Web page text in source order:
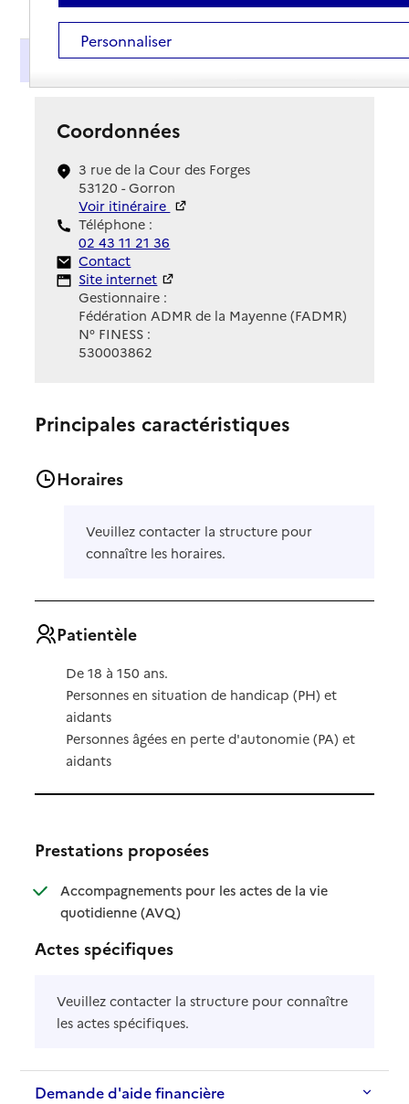
Présentation
Coordonnées
3 rue de la Cour des Forges
53120 - Gorron
Voir itinéraire
Téléphone :
02 43 11 21 36
Contact
Contact
Site Internet
Site internet
Gestionnaire :
Fédération ADMR de la Mayenne (FADMR)
N° FINESS :
530003862
Principales caractéristiques
Horaires
Veuillez contacter la structure pour
connaître les horaires.
Patientèle
De 18 à 150 ans.
Personnes en situation de handicap (PH) et
aidants
Personnes âgées en perte d'autonomie (PA) et
aidants
Prestations proposées
Accompagnements pour les actes de la vie
quotidienne (AVQ): disponible
: non disponible
Actes spécifiques
Veuillez contacter la structure pour connaître
les actes spécifiques.
Demande d'aide financière
Personnaliser